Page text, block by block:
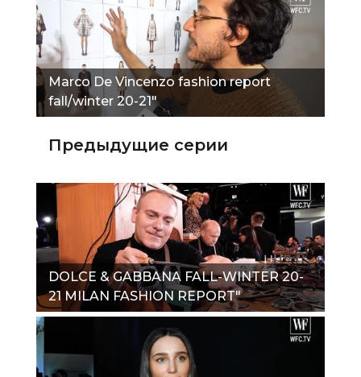
Marco De Vincenzo fashion report
fall/winter 20-21"
Предыдущие серии
DOLCE & GABBANA FALL-WINTER 20-
21 MILAN FASHION REPORT"